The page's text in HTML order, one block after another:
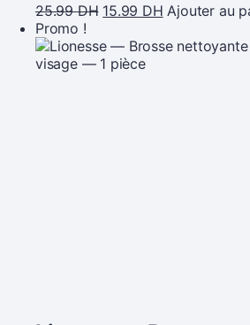
25.99DH 15.99 DH Ajouter au
Promo !